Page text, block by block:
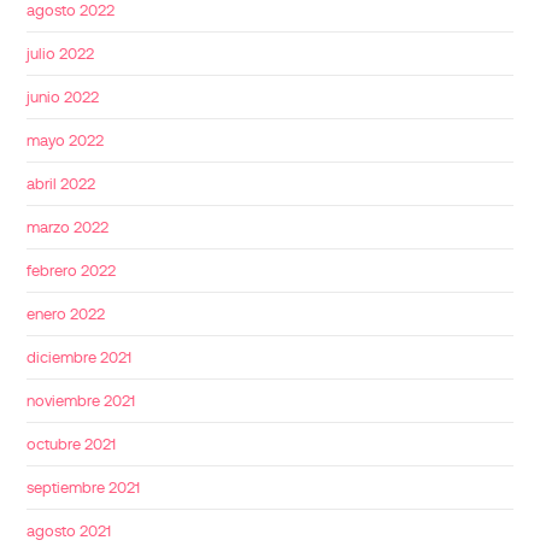
agosto 2022
julio 2022
junio 2022
mayo 2022
abril 2022
marzo 2022
febrero 2022
enero 2022
diciembre 2021
noviembre 2021
octubre 2021
septiembre 2021
agosto 2021